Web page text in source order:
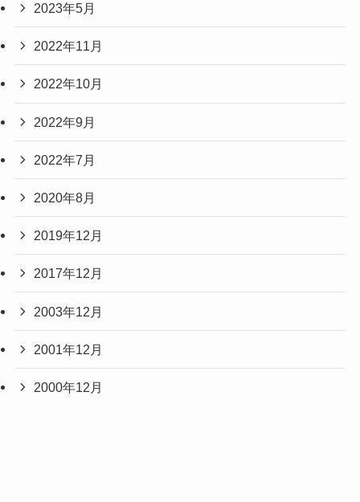
2023年5月
2022年11月
2022年10月
2022年9月
2022年7月
2020年8月
2019年12月
2017年12月
2003年12月
2001年12月
2000年12月